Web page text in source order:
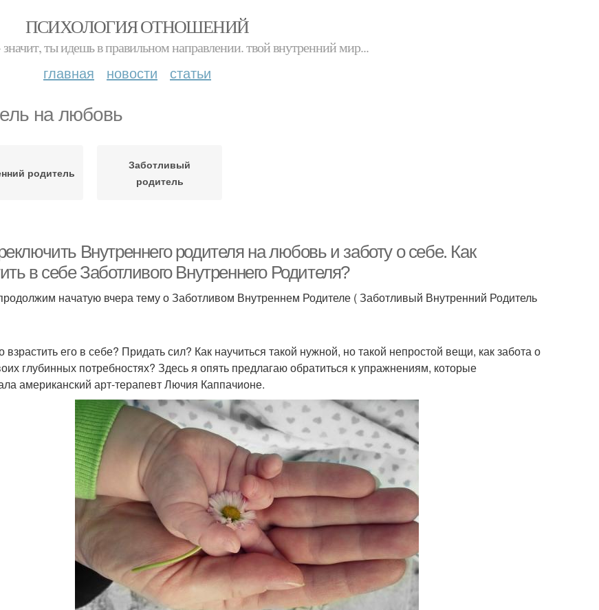
ПСИХОЛОГИЯ ОТНОШЕНИЙ
значит, ты идешь в правильном направлении. твой внутренний мир...
главная новости статьи
на любовь
родитель
Заботливый
родитель
Внутреннего родителя на любовь и заботу о себе. Как
в себе Заботливого Внутреннего Родителя?
начатую вчера тему о Заботливом Внутреннем Родителе ( Заботливый Внутренний Родитель
взрастить его в себе? Придать сил? Как научиться такой нужной, но такой непростой вещи, как забота о
глубинных потребностях? Здесь я опять предлагаю обратиться к упражнениям, которые
американский арт-терапевт Лючия Каппачионе.